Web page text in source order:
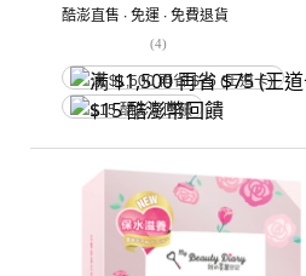
酷澎直售 ∙ 免運 ∙ 免費退貨
(4)
满 $1,500 再省 $75 (王道卡)
$15 酷澎幣回饋